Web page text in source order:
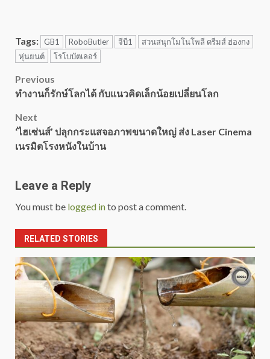
Tags: GB1 RoboButler จีบี1
สวนสนุกโมโนโพลี ดรีมส์ ฮ่องกง
หุ่นยนต์
โรโบบัตเลอร์
Post
Previous
ทำงานก็รักษ์โลกได้ กับแนวคิดเล็กน้อยเปลี่ยนโลก
Next
‘ไฮเซ่นส์’ ปลุกกระแสจอภาพขนาดใหญ่ ส่ง Laser Cinema
เนรมิตโรงหนังในบ้าน
Leave a Reply
You must be logged into post a comment.
RELATED STORIES